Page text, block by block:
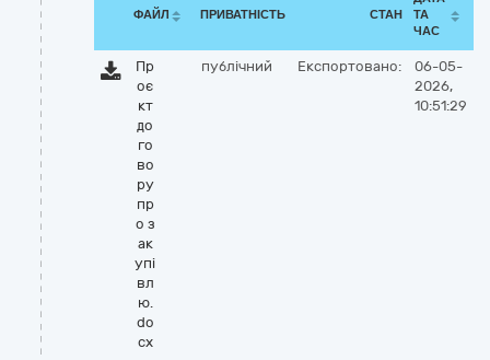
ФАЙЛ ПРИВАТНІСТЬ СТАН
ТА
ЧАС
Пр
оє
кт
до
го
во
ру
пр
о з
ак
упі
вл
ю.
do
cx
публічний Експортовано:
06-05-
2026,
10:51:29